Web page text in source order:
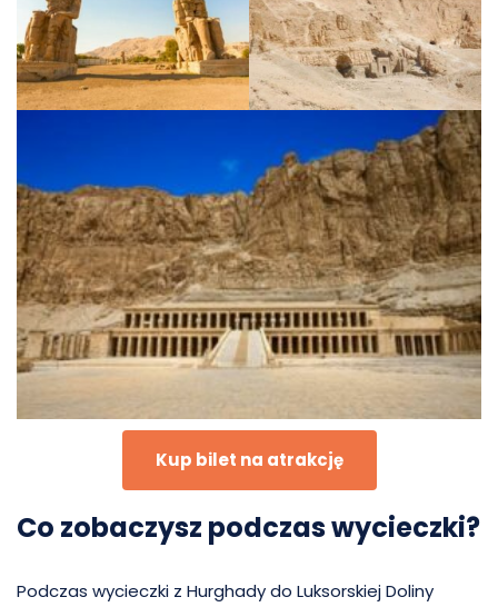
Kup bilet na atrakcję
Co zobaczysz podczas wycieczki?
Podczas wycieczki z Hurghady do Luksorskiej Doliny